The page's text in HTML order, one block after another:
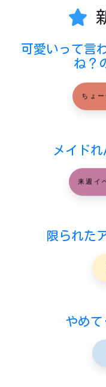
可愛いって言
ね？
ちょ
メイド
来週イ
限られた
やめ